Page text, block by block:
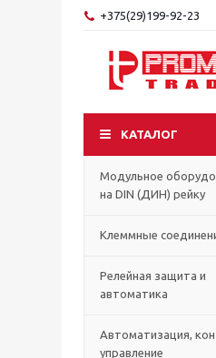
+375(29)199-92-23
КАТАЛОГ
Модульное
на DIN (ДИН) рейку
Клеммные
Релейная защита и
автоматика
Автоматизация,
управление